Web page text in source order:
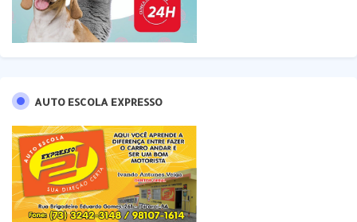
AUTO ESCOLA EXPRESSO